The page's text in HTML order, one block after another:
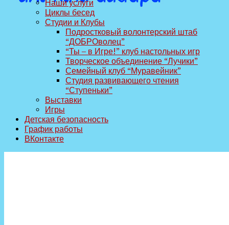
Наши услуги
Циклы бесед
Студии и Клубы
Подростковый волонтерский штаб
“ДОБРОволец”
“Ты – в Игре!” клуб настольных игр
Творческое объединение “Лучики”
Семейный клуб “Муравейник”
Студия развивающего чтения
“Ступеньки”
Выставки
Игры
Детская безопасность
График работы
ВКонтакте